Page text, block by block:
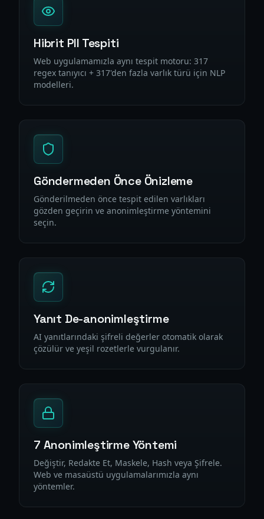
Hibrit PII Tespiti
Web uygulamamızla aynı tespit motoru: 317
regex tanıyıcı + 317'den fazla varlık türü için NLP
modelleri.
Göndermeden Önce Önizleme
Gönderilmeden önce tespit edilen varlıkları
gözden geçirin ve anonimleştirme yöntemini
seçin.
Yanıt De-anonimleştirme
AI yanıtlarındaki şifreli değerler otomatik olarak
çözülür ve yeşil rozetlerle vurgulanır.
7 Anonimleştirme Yöntemi
Değiştir, Redakte Et, Maskele, Hash veya Şifrele.
Web ve masaüstü uygulamalarımızla aynı
yöntemler.